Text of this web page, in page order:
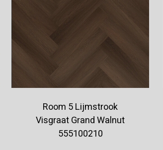
Room 5 Lijmstrook
Visgraat Grand Walnut
555100210